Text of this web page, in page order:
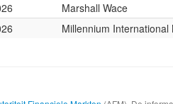
Marshall Wace
Millennium International